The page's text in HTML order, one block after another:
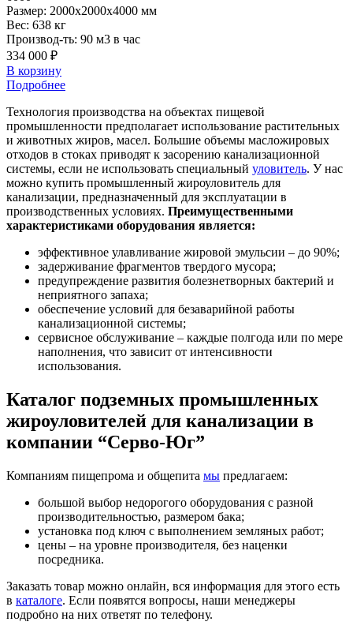
Размер: 2000x2000x4000 мм
Вес: 638 кг
Производ-ть: 90 м3 в час
334 000 ₽
В корзину
Подробнее
Технология производства на объектах пищевой
промышленности предполагает использование растительных
и животных жиров, масел. Большие объемы масложировых
отходов в стоках приводят к засорению канализационной
системы, если не использовать специальный уловитель. У нас
можно купить промышленный жироуловитель для
канализации, предназначенный для эксплуатации в
производственных условиях. Преимущественными
характеристиками оборудования является:
эффективное улавливание жировой эмульсии – до 90%;
задерживание фрагментов твердого мусора;
предупреждение развития болезнетворных бактерий и
неприятного запаха;
обеспечение условий для безаварийной работы
канализационной системы;
сервисное обслуживание – каждые полгода или по мере
наполнения, что зависит от интенсивности
использования.
Каталог подземных промышленных
жироуловителей для канализации в
компании “Серво-Юг”
Компаниям пищепрома и общепита мы предлагаем:
большой выбор недорогого оборудования с разной
производительностью, размером бака;
установка под ключ с выполнением земляных работ;
цены – на уровне производителя, без наценки
посредника.
Заказать товар можно онлайн, вся информация для этого есть
в каталоге. Если появятся вопросы, наши менеджеры
подробно на них ответят по телефону.